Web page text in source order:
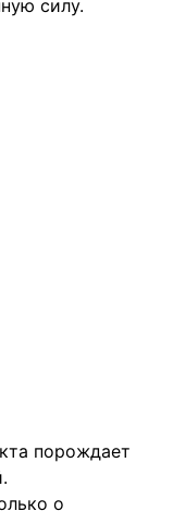
силу.
порождает
о